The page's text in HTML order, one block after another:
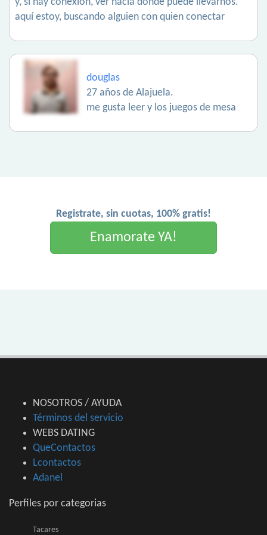
aquí estoy, buscando alguien con quien conectar
douglas
27 años de Alajuela.
me gusta leer y los juegos de mesa
Registrate, sin cuotas, 100% gratis!
Enamorate YA!
NOSOTROS / AYUDA
Términos del servicio
WEBS DATING
QueContactos
Lcontactos
Adanel
Perfiles por categorias
Tacares